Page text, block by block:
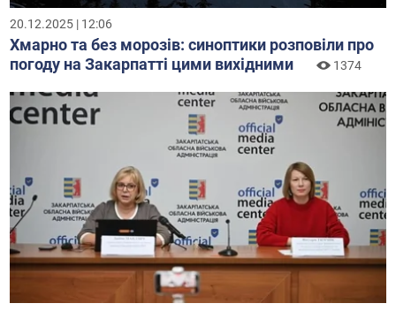
20.12.2025 | 12:06
Хмарно та без морозів: синоптики розповіли про
погоду на Закарпатті цими вихідними
1374